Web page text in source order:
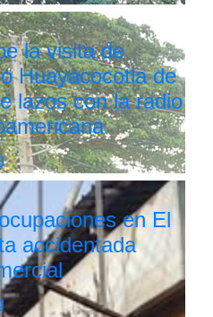
la visita de
Huayacocotla de
lazos con la radio
en El
accidentada